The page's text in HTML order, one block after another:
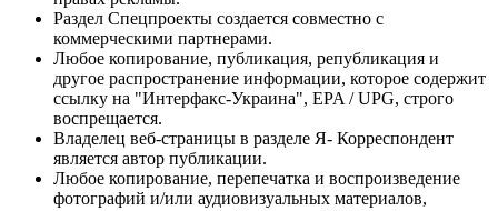
Раздел Спецпроекты создается совместно с
коммерческими партнерами.
Любое копирование, публикация, републикация и
другое распространение информации, которое содержит
ссылку на "Интерфакс-Украина", EPA / UPG, строго
воспрещается.
Владелец веб-страницы в разделе Я- Корреспондент
является автор публикации.
Любое копирование, перепечатка и воспроизведение
фотографий и/или аудиовизуальных материалов,